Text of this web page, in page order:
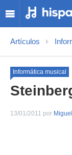
Artículos
Informática musical
13/01/2011 por